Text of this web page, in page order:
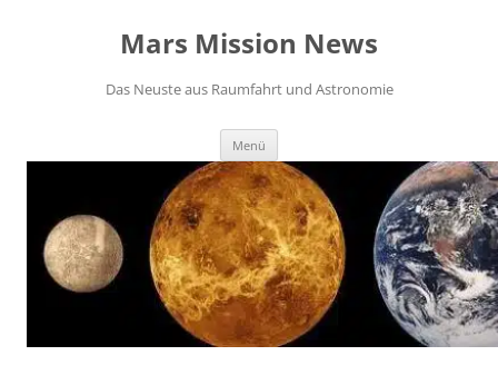
Mars Mission News
Das Neuste aus Raumfahrt und Astronomie
Menü